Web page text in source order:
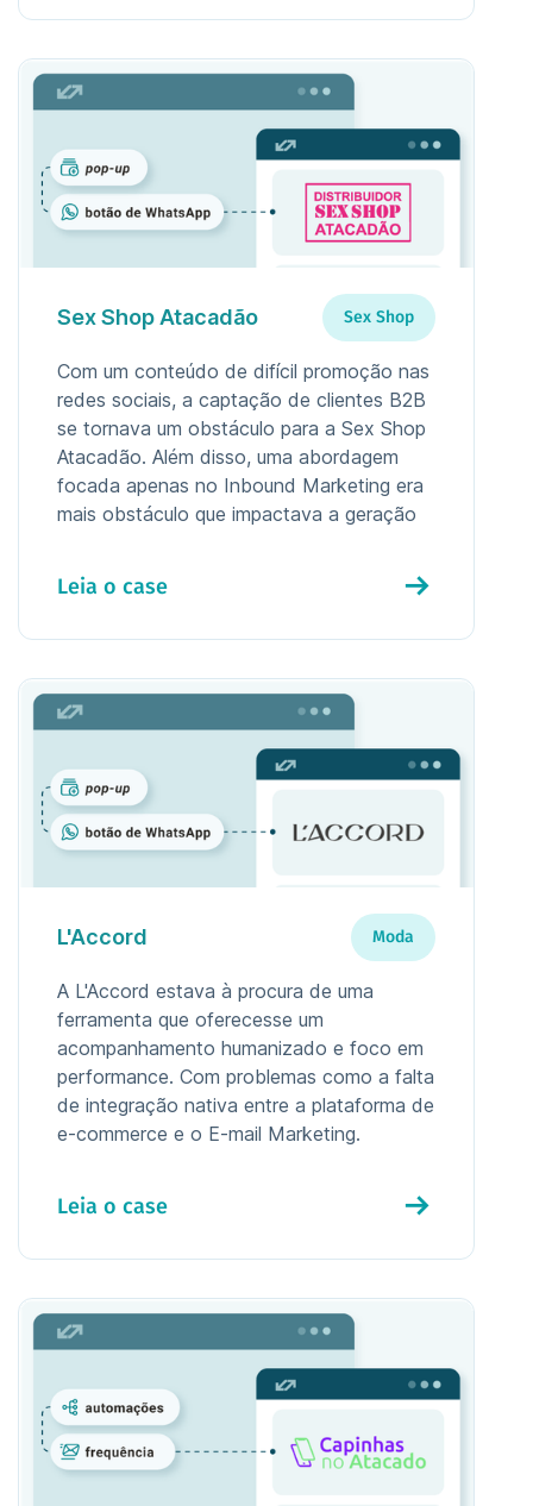
Sex Shop Atacadão Sex Shop
Com um conteúdo de difícil promoção nas
redes sociais, a captação de clientes B2B
se tornava um obstáculo para a Sex Shop
Atacadão. Além disso, uma abordagem
focada apenas no Inbound Marketing era
mais obstáculo que impactava a geração
Leia o case
L'Accord Moda
A L'Accord estava à procura de uma
ferramenta que oferecesse um
acompanhamento humanizado e foco em
performance. Com problemas como a falta
de integração nativa entre a plataforma de
e-commerce e o E-mail Marketing.
Leia o case